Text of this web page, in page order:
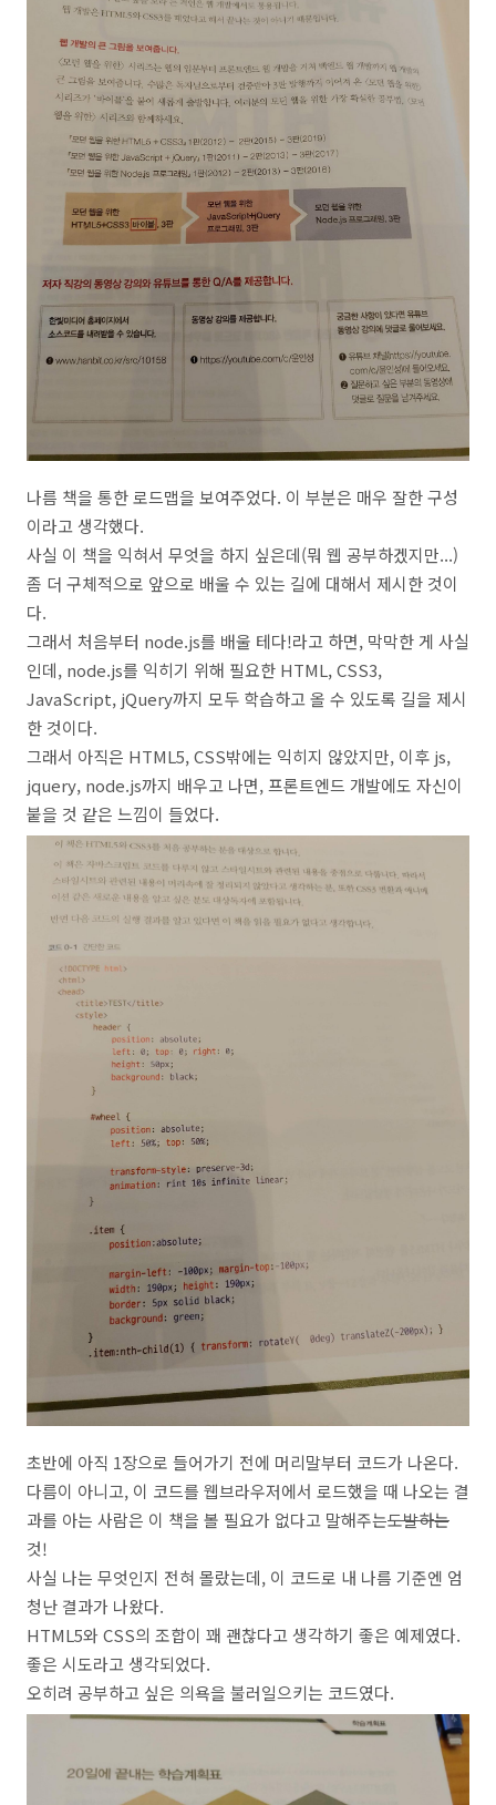
나름 책을 통한 로드맵을 보여주었다. 이 부분은 매우 잘한 구성
이라고 생각했다.
사실 이 책을 익혀서 무엇을 하지 싶은데(뭐 웹 공부하겠지만...)
좀 더 구체적으로 앞으로 배울 수 있는 길에 대해서 제시한 것이
다.
그래서 처음부터 node.js를 배울 테다!라고 하면, 막막한 게 사실
인데, node.js를 익히기 위해 필요한 HTML, CSS3,
JavaScript, jQuery까지 모두 학습하고 올 수 있도록 길을 제시
한 것이다.
그래서 아직은 HTML5, CSS밖에는 익히지 않았지만, 이후 js,
jquery, node.js까지 배우고 나면, 프론트엔드 개발에도 자신이
붙을 것 같은 느낌이 들었다.
초반에 아직 1장으로 들어가기 전에 머리말부터 코드가 나온다.
다름이 아니고, 이 코드를 웹브라우저에서 로드했을 때 나오는 결
과를 아는 사람은 이 책을 볼 필요가 없다고 말해주는도발하는
것!
사실 나는 무엇인지 전혀 몰랐는데, 이 코드로 내 나름 기준엔 엄
청난 결과가 나왔다.
HTML5와 CSS의 조합이 꽤 괜찮다고 생각하기 좋은 예제였다.
좋은 시도라고 생각되었다.
오히려 공부하고 싶은 의욕을 불러일으키는 코드였다.